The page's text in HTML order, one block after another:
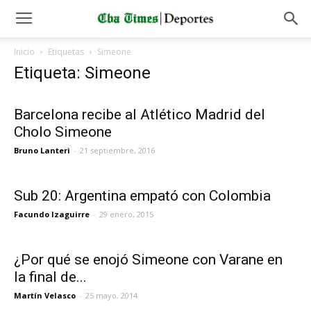
Inicio Etiquetas Simeone
Etiqueta: Simeone
Barcelona recibe al Atlético Madrid del
Cholo Simeone
Bruno Lanteri - 21 septiembre, 2016
Sub 20: Argentina empató con Colombia
Facundo Izaguirre - 29 enero, 2015
¿Por qué se enojó Simeone con Varane en
la final de...
Martín Velasco - 25 mayo, 2014